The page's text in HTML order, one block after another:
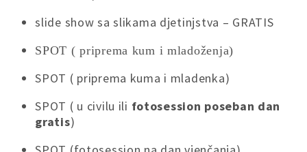
slide show sa slikama djetinjstva – GRATIS
SPOT ( priprema kum i mladoženja)
SPOT ( priprema kuma i mladenka)
SPOT ( u civilu ili fotosession poseban dan
gratis)